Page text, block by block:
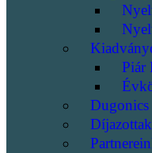
Piár
Dugonics
Díjazottak